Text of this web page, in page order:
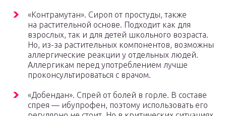
«Контрамутан». Сироп от простуды, также
на растительной основе. Подходит как для
взрослых, так и для детей школьного возраста.
Но, из-за растительных компонентов, возможны
аллергические реакции у отдельных людей.
Аллергикам перед употреблением лучше
проконсультироваться с врачом.
«Добендан». Спрей от болей в горле. В составе
спрея — ибупрофен, поэтому использовать его